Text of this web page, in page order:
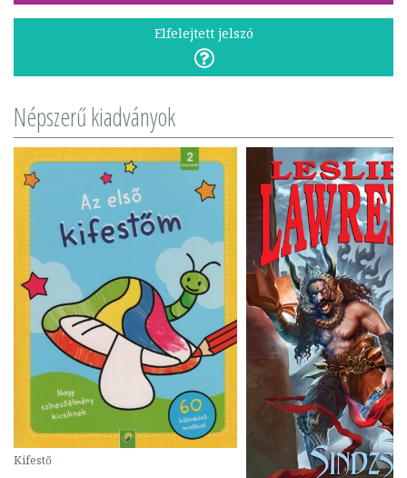
Elfelejtett jelszó
Népszerű kiadványok
Kifestő